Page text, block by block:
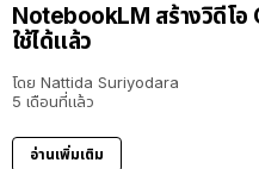
NotebookLM สร้างวิดีโ
ใช้ได้แล้ว
โดย Nattida Suriyodara
5 เดือนที่แล้ว
อ่านเพิ่มเติม